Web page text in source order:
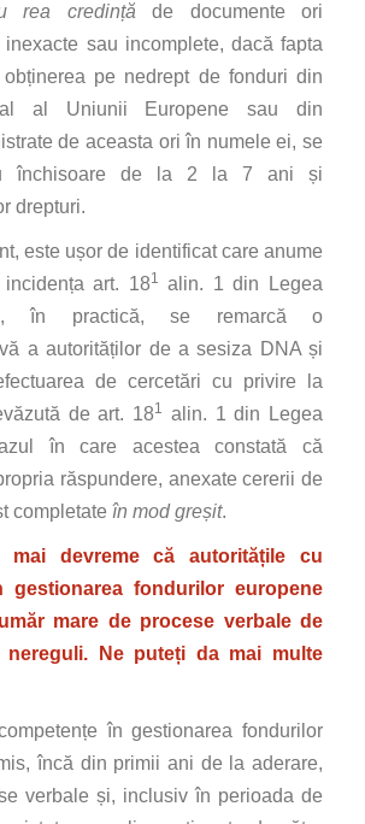
rea credință de documente ori
sau incomplete, dacă fapta
pe nedrept de fonduri din
al Uniunii Europene sau din
de aceasta ori în numele ei, se
închisoare de la 2 la 7 ani și
drepturi.
este ușor de identificat care anume
art. 181 alin. 1 din Legea
în practică, se remarcă o
a autorităților de a sesiza DNA și
de cercetări cu privire la
de art. 181 alin. 1 din Legea
în care acestea constată că
răspundere, anexate cererii de
completate în mod greșit.
mai devreme că autoritățile cu
gestionarea fondurilor europene
mare de procese verbale de
nereguli. Ne puteți da mai multe
în gestionarea fondurilor
încă din primii ani de la aderare,
verbale și, inclusiv în perioada de